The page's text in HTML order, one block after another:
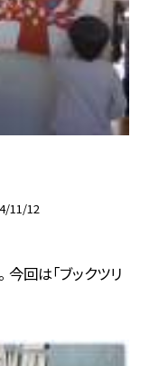
11/12
回は「ブックツリ